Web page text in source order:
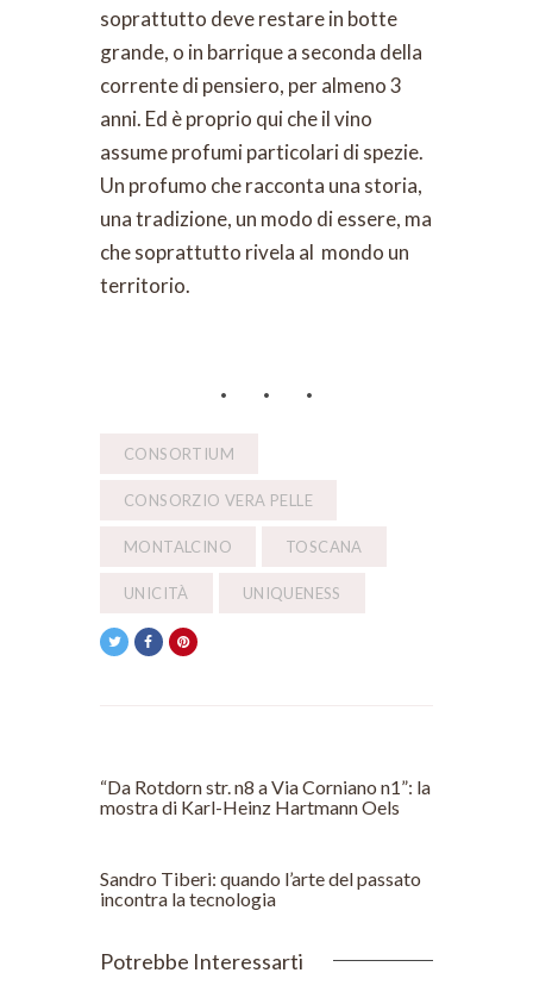
soprattutto deve restare in botte
grande, o in barrique a seconda della
corrente di pensiero, per almeno 3
anni. Ed è proprio qui che il vino
assume profumi particolari di spezie.
Un profumo che racconta una storia,
una tradizione, un modo di essere, ma
che soprattutto rivela al mondo un
territorio.
CONSORTIUM
CONSORZIO VERA PELLE
MONTALCINO TOSCANA
UNICITÀ UNIQUENESS
“Da Rotdorn str. n8 a Via Corniano n1”: la
mostra di Karl-Heinz Hartmann Oels
Sandro Tiberi: quando l’arte del passato
incontra la tecnologia
Potrebbe Interessarti